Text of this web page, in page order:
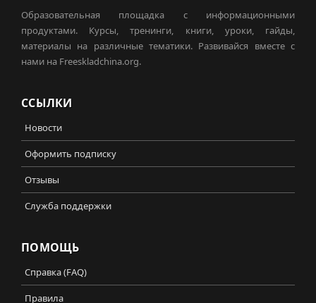
Образовательная площадка с информационными
продуктами. Курсы, тренинги, книги, уроки, гайды,
материалы на различные тематики. Развивайся вместе с
нами на Freeskladchina.org.
ССЫЛКИ
Новости
Оформить подписку
Отзывы
Служба поддержки
ПОМОЩЬ
Справка (FAQ)
Правила